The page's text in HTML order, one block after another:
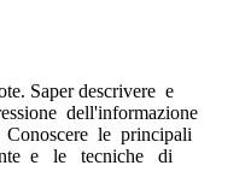
Saper descrivere e
dell'informazione
Conoscere le principali
e le tecniche di